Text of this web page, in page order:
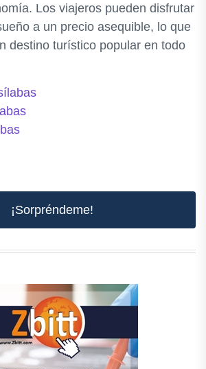
Los viajeros pueden disfrutar
a un precio asequible, lo que
destino turístico popular en todo
¡Sorpréndeme!